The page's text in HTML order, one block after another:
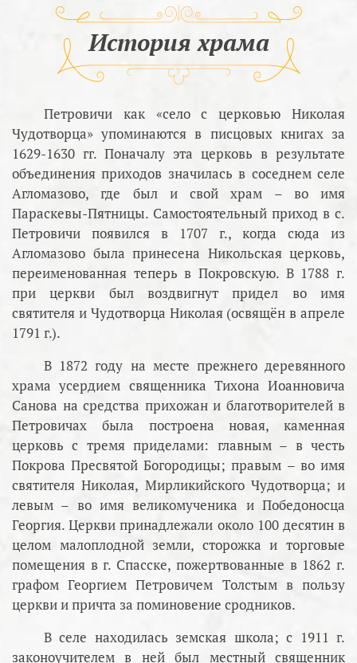
История храма
Петровичи как «село с церковью Николая
Чудотворца» упоминаются в писцовых книгах за
1629-1630 гг. Поначалу эта церковь в результате
объединения приходов значилась в соседнем селе
Агломазово, где был и свой храм – во имя
Параскевы-Пятницы. Самостоятельный приход в с.
Петровичи появился в 1707 г., когда сюда из
Агломазово была принесена Никольская церковь,
переименованная теперь в Покровскую. В 1788 г.
при церкви был воздвигнут придел во имя
святителя и Чудотворца Николая (освящён в апреле
1791 г.).
В 1872 году на месте прежнего деревянного
храма усердием священника Тихона Иоанновича
Санова на средства прихожан и благотворителей в
Петровичах была построена новая, каменная
церковь с тремя приделами: главным – в честь
Покрова Пресвятой Богородицы; правым – во имя
святителя Николая, Мирликийского Чудотворца; и
левым – во имя великомученика и Победоносца
Георгия. Церкви принадлежали около 100 десятин в
целом малоплодной земли, сторожка и торговые
помещения в г. Спасске, пожертвованные в 1862 г.
графом Георгием Петровичем Толстым в пользу
церкви и причта за поминовение сродников.
В селе находилась земская школа; с 1911 г.
законоучителем в ней был местный священник